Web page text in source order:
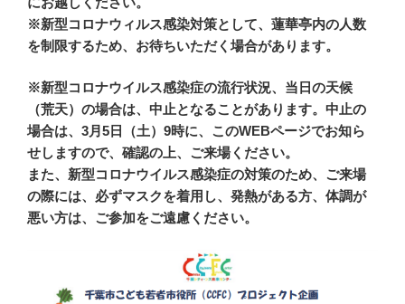
※新型コロナウィルス感染対策として、蓮華亭内の人数
を制限するため、お待ちいただく場合があります。
※新型コロナウイルス感染症の流行状況、当日の天候
（荒天）の場合は、中止となることがあります。中止の
場合は、3月5日（土）9時に、このWEBページでお知ら
せしますので、確認の上、ご来場ください。
また、新型コロナウイルス感染症の対策のため、ご来場
の際には、必ずマスクを着用し、発熱がある方、体調が
悪い方は、ご参加をご遠慮ください。